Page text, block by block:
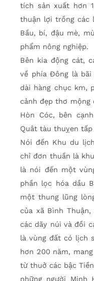
tích sản xuất hơn
thuận lợi trồng các
Bầu, bí, đậu mè,
phẩm nông nghiệp.
Bên kia động cát,
về phía Đông là
dài hàng chục km,
cảnh đẹp thơ mộng
Hòn Cóc, bên
Quât tàu thuỵen tấp
Nói đến Khu du
chỉ đơn thuần là
là nói đến một
phần lọc hóa dầu
một thung lũng
của xã Bình
các dãy núi và đồi
là vùng đất có lịch
hơn 200 năm,
từ thuở các bậc
những người Minh